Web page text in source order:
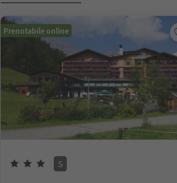
Prenotabile online
S